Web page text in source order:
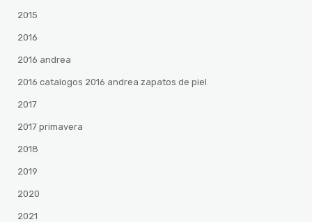
2015
2016
2016 andrea
2016 catalogos 2016 andrea zapatos de piel
2017
2017 primavera
2018
2019
2020
2021